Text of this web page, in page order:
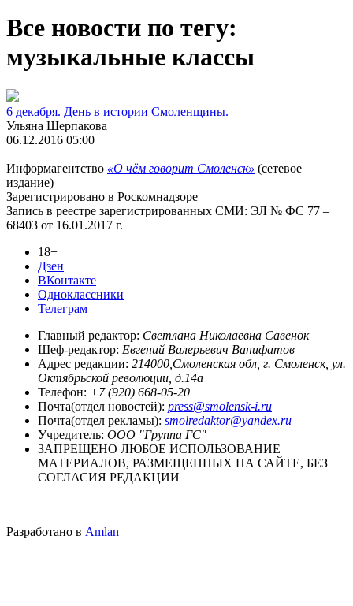
Все новости по тегу:
музыкальные классы
6 декабря. День в истории Смоленщины.
Ульяна Шерпакова
06.12.2016 05:00
Информагентство «О чём говорит Смоленск» (сетевое
издание)
Зарегистрировано в Роскомнадзоре
Запись в реестре зарегистрированных СМИ: ЭЛ № ФС 77 –
68403 от 16.01.2017 г.
18+
Дзен
ВКонтакте
Одноклассники
Телеграм
Главный редактор: Светлана Николаевна Савенок
Шеф-редактор: Евгений Валерьевич Ванифатов
Адрес редакции: 214000,Смоленская обл, г. Смоленск, ул.
Октябрьской революции, д.14а
Телефон: +7 (920) 668-05-20
Почта(отдел новостей): press@smolensk-i.ru
Почта(отдел рекламы): smolredaktor@yandex.ru
Учредитель: ООО "Группа ГС"
ЗАПРЕЩЕНО ЛЮБОЕ ИСПОЛЬЗОВАНИЕ
МАТЕРИАЛОВ, РАЗМЕЩЕННЫХ НА САЙТЕ, БЕЗ
СОГЛАСИЯ РЕДАКЦИИ
Разработано в Amlan